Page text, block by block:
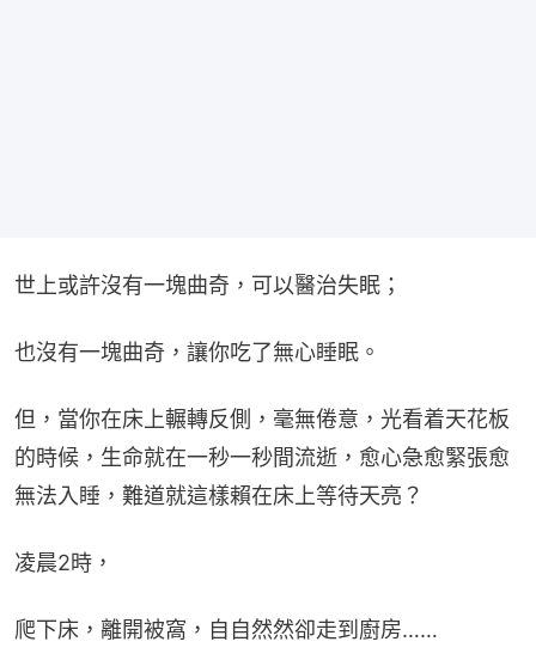
世上或許沒有一塊曲奇，可以醫治失眠；
也沒有一塊曲奇，讓你吃了無心睡眠。
但，當你在床上輾轉反側，毫無倦意，光看着天花板
的時候，生命就在一秒一秒間流逝，愈心急愈緊張愈
無法入睡，難道就這樣賴在床上等待天亮？
凌晨2時，
爬下床，離開被窩，自自然然卻走到廚房……